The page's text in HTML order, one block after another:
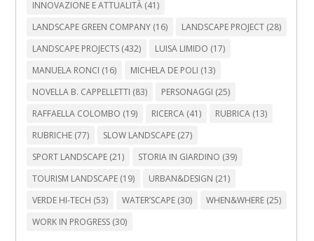
INNOVAZIONE E ATTUALITÀ (41)
LANDSCAPE GREEN COMPANY (16) LANDSCAPE PROJECT (28)
LANDSCAPE PROJECTS (432) LUISA LIMIDO (17)
MANUELA RONCI (16) MICHELA DE POLI (13)
NOVELLA B. CAPPELLETTI (83) PERSONAGGI (25)
RAFFAELLA COLOMBO (19) RICERCA (41) RUBRICA (13)
RUBRICHE (77) SLOW LANDSCAPE (27)
SPORT LANDSCAPE (21) STORIA IN GIARDINO (39)
TOURISM LANDSCAPE (19) URBAN&DESIGN (21)
VERDE HI-TECH (53) WATER’SCAPE (30) WHEN&WHERE (25)
WORK IN PROGRESS (30)